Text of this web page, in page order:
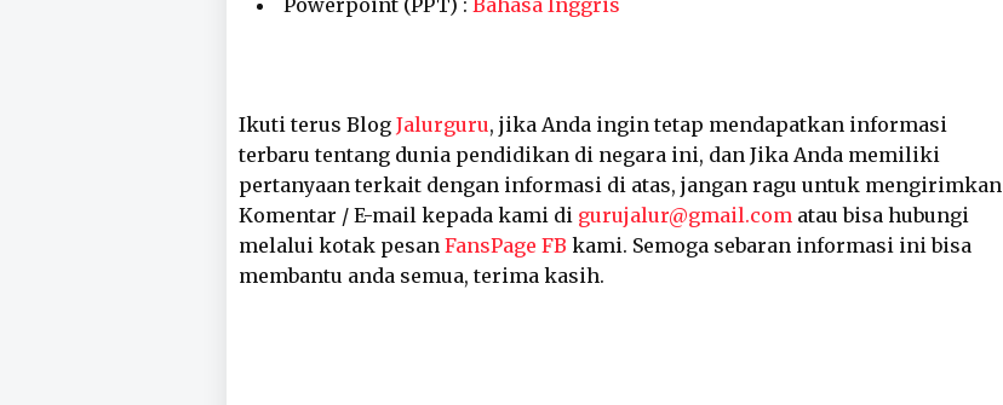
Powerpoint (PPT) : Bahasa Inggris
Ikuti terus Blog Jalurguru, jika Anda ingin tetap mendapatkan informasi
terbaru tentang dunia pendidikan di negara ini, dan Jika Anda memiliki
pertanyaan terkait dengan informasi di atas, jangan ragu untuk mengirimkan
Komentar / E-mail kepada kami di gurujalur@gmail.com atau bisa hubungi
melalui kotak pesan FansPage FB kami. Semoga sebaran informasi ini bisa
membantu anda semua, terima kasih.